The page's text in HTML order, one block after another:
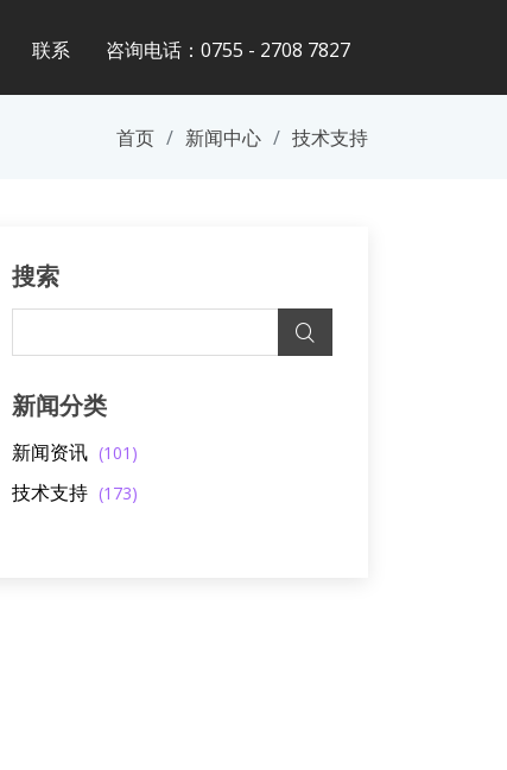
联系 咨询电话：0755 - 2708 7827
首页 新闻中心 技术支持
搜索
新闻分类
新闻资讯 (101)
技术支持 (173)